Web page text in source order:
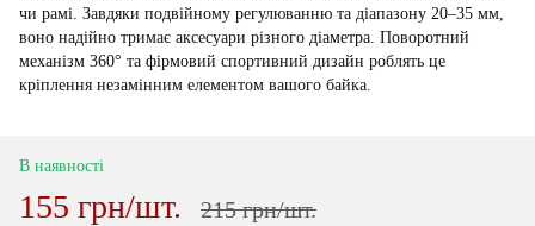
чи рамі. Завдяки подвійному регулюванню та діапазону 20–35 мм,
воно надійно тримає аксесуари різного діаметра. Поворотний
механізм 360° та фірмовий спортивний дизайн роблять це
кріплення незамінним елементом вашого байка.
В наявності
155 грн/шт. 215 грн/шт.